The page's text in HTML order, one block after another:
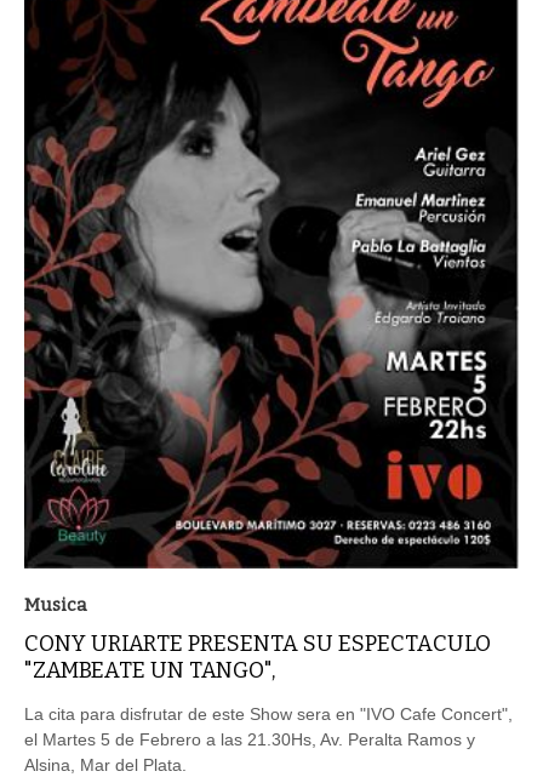
Musica
CONY URIARTE PRESENTA SU ESPECTACULO
"ZAMBEATE UN TANGO",
La cita para disfrutar de este Show sera en "IVO Cafe Concert",
el Martes 5 de Febrero a las 21.30Hs, Av. Peralta Ramos y
Alsina, Mar del Plata.